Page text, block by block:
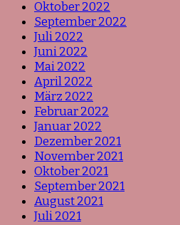
Oktober 2022
September 2022
Juli 2022
Juni 2022
Mai 2022
April 2022
März 2022
Februar 2022
Januar 2022
Dezember 2021
November 2021
Oktober 2021
September 2021
August 2021
Juli 2021